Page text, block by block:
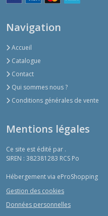
Navigation
Accueil
Catalogue
Contact
Qui sommes nous ?
Conditions générales de vente
Mentions légales
Ce site est édité par .
SIREN : 382381283 RCS Po
Hébergement via eProShopping
Gestion des cookies
Données personnelles